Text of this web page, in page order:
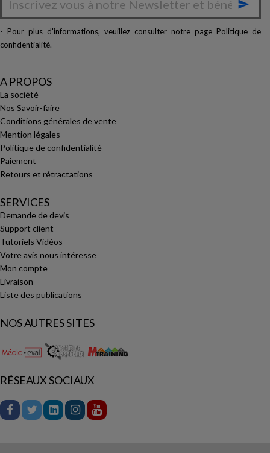

- Pour plus d'informations, veuillez consulter notre page Politique de
confidentialité.
A PROPOS
La société
Nos Savoir-faire
Conditions générales de vente
Mention légales
Politique de confidentialité
Paiement
Retours et rétractations
SERVICES
Demande de devis
Support client
Tutoriels Vidéos
Votre avis nous intéresse
Mon compte
Livraison
Liste des publications
NOS AUTRES SITES
RÉSEAUX SOCIAUX